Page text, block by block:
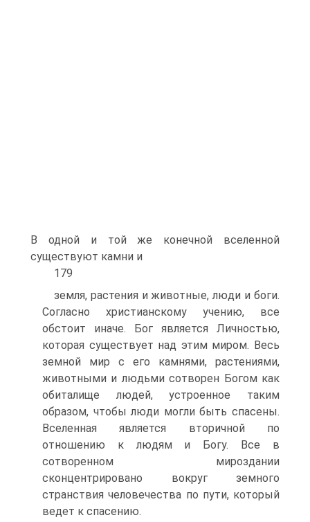
В одной и той же конечной вселенной
существуют камни и
179
земля, растения и животные, люди и боги.
Согласно христианскому учению, все
обстоит иначе. Бог является Личностью,
которая существует над этим миром. Весь
земной мир с его камнями, растениями,
животными и людьми сотворен Богом как
обиталище людей, устроенное таким
образом, чтобы люди могли быть спасены.
Вселенная является вторичной по
отношению к людям и Богу. Все в
сотворенном мироздании
сконцентрировано вокруг земного
странствия человечества по пути, который
ведет к спасению.